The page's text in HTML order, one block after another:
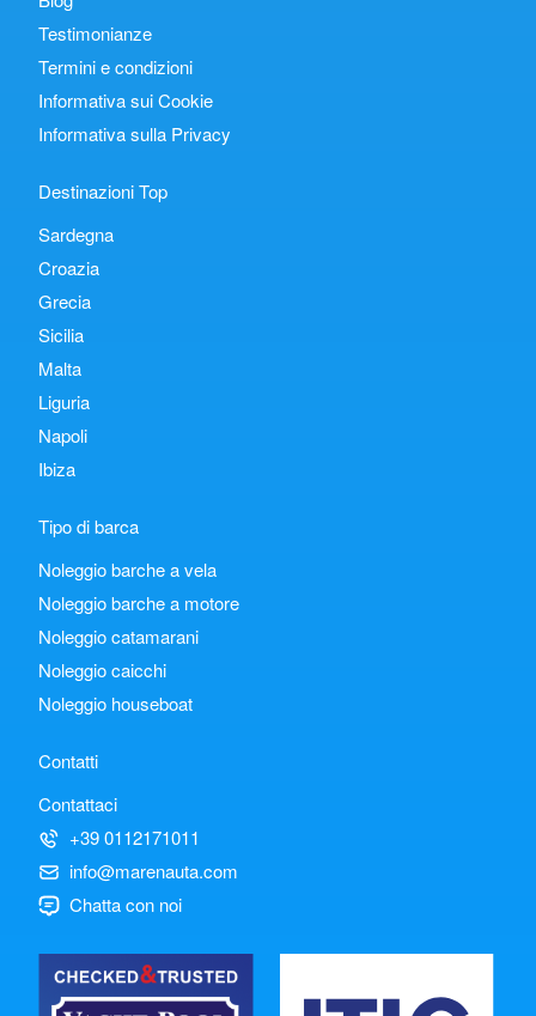
Testimonianze
Termini e condizioni
Informativa sui Cookie
Informativa sulla Privacy
Destinazioni Top
Sardegna
Croazia
Grecia
Sicilia
Malta
Liguria
Napoli
Ibiza
Tipo di barca
Noleggio barche a vela
Noleggio barche a motore
Noleggio catamarani
Noleggio caicchi
Noleggio houseboat
Contatti
Contattaci
+39 0112171011
info@marenauta.com
Chatta con noi